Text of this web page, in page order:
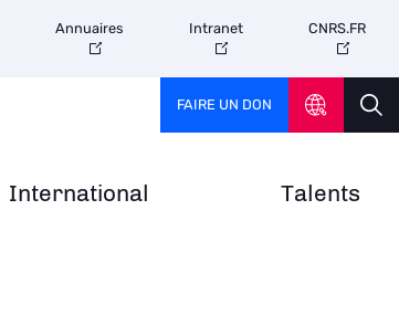
International Talents
Annuaires Intranet CNRS.FR
FAIRE UN DON